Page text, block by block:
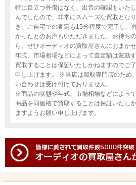
特に目立つ外傷はなく、出音の確認もいた
んでしたので、非常にスムーズな買取とな
き、ご自宅での査定も15分程度で完了し、
かったとのお声もいただきました。お持ち
ら、ぜひオーディオの買取屋さんにおまか
年式、市場相場などによって査定額は変動
買取することは保証いたしかねますのでご
申し上げます。 ※当店は買取専門店のため
い合わせは受け付けておりません。
※商品の状態や年式、市場相場などによっ
商品を同価格で買取することは保証いたし
ますようお願い申し上げます。